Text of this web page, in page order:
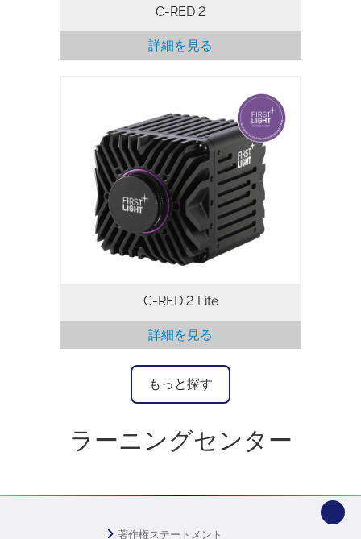
C-RED 2
詳細を見る
C-RED 2 Liteは、コンパクトで高速、低ノ
イズのTEC安定化短波赤外線カメラです。
読み取りノイズ30エレクトロンで600
FPSでの動作が可能です。センサーの温度
を正確に安定させる最適化されたアルゴリ
ズムにより、C-RED 2 Liteはカメラの性能
面で一切の妥協を許しません。
C-RED 2 Lite
詳細を見る
もっと探す
ラーニングセンター
著作権ステートメント